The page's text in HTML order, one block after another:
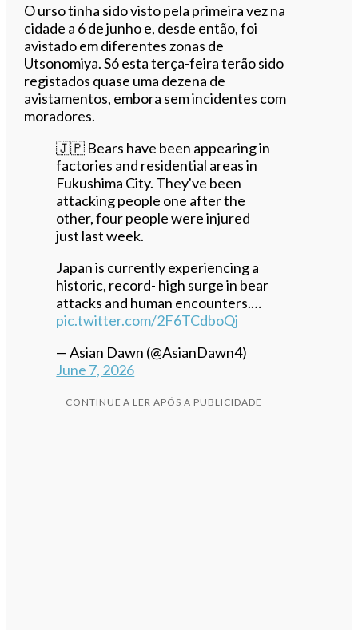
O urso tinha sido visto pela primeira vez na
cidade a 6 de junho e, desde então, foi
avistado em diferentes zonas de
Utsonomiya. Só esta terça-feira terão sido
registados quase uma dezena de
avistamentos, embora sem incidentes com
moradores.
🇯🇵 Bears have been appearing in
factories and residential areas in
Fukushima City. They've been
attacking people one after the
other, four people were injured
just last week.
Japan is currently experiencing a
historic, record- high surge in bear
attacks and human encounters.…
pic.twitter.com/2F6TCdboQj
— Asian Dawn (@AsianDawn4)
June 7, 2026
CONTINUE A LER APÓS A PUBLICIDADE